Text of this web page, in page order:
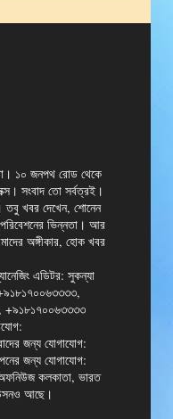
১০ জনপথ রোড থেকে
সংবাদ তো সর্বত্রই।
তবু খবর দেখেন, শোনেন
ভিন্নতা। আর
অঙ্গীকার, হোক খবর
এডিটর: সুকন্যা
+৯১৮১৭০০৬৩৩৩৩
জন্য যোগাযোগ:
জন্য যোগাযোগ:
কলকাতা, ভারত
আছে।